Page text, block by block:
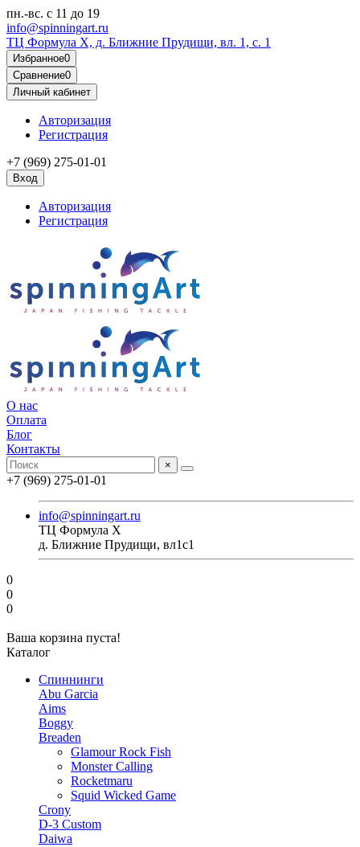
пн.-вс. с 11 до 19
info@spinningart.ru
ТЦ Формула X, д. Ближние Прудищи, вл. 1, с. 1
Избранное0
Сравнение0
Личный кабинет
Авторизация
Регистрация
+7 (969) 275-01-01
Вход
Авторизация
Регистрация
О нас
Оплата
Блог
Контакты
×
+7 (969) 275-01-01
info@spinningart.ru
ТЦ Формула X
д. Ближние Прудищи, вл1с1
0
0
0
Ваша корзина пуста!
Каталог
Спиннинги
Abu Garcia
Aims
Boggy
Breaden
Glamour Rock Fish
Monster Calling
Rocketmaru
Squid Wicked Game
Crony
D-3 Custom
Daiwa